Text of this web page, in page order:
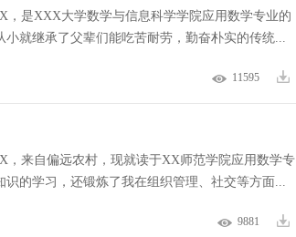
，是XXX大学数学与信息科学学院应用数学专业的
小就继承了父辈们能吃苦耐劳，勤奋朴实的传统...
11595
，来自偏远农村，现就读于XX师范学院应用数学专
识的学习，还锻炼了我在组织管理、社交等方面...
9881